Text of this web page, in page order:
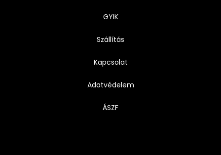
GYIK
Szállítás
Kapcsolat
Adatvédelem
ÁSZF